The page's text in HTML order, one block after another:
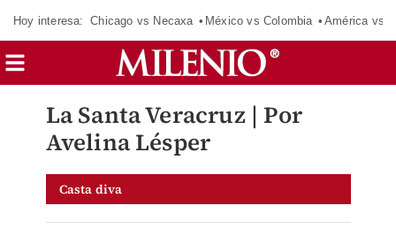
Hoy interesa: Chicago vs Necaxa México vs Colombia América vs
La Santa Veracruz | Por
Avelina Lésper
Casta diva